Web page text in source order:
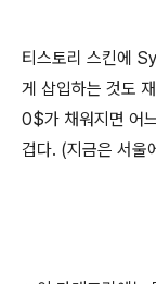
티스토리 스킨에
게 삽입하는 것도
0$가 채워지면 어
겁다. (지금은 서울